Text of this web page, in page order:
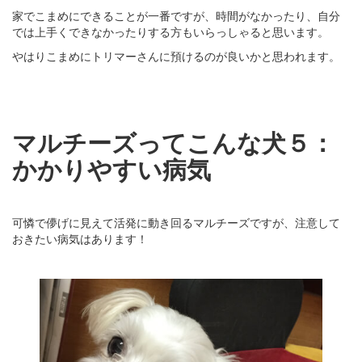
家でこまめにできることが一番ですが、時間がなかったり、自分
では上手くできなかったりする方もいらっしゃると思います。
やはりこまめにトリマーさんに預けるのが良いかと思われます。
マルチーズってこんな犬５：
かかりやすい病気
可憐で儚げに見えて活発に動き回るマルチーズですが、注意して
おきたい病気はあります！